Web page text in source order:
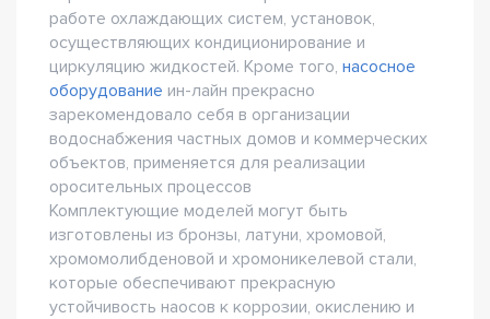
работе охлаждающих систем, установок,
осуществляющих кондиционирование и
циркуляцию жидкостей. Кроме того, насосное
оборудование ин-лайн прекрасно
зарекомендовало себя в организации
водоснабжения частных домов и коммерческих
объектов, применяется для реализации
оросительных процессов
Комплектующие моделей могут быть
изготовлены из бронзы, латуни, хромовой,
хромомолибденовой и хромоникелевой стали,
которые обеспечивают прекрасную
устойчивость наосов к коррозии, окислению и